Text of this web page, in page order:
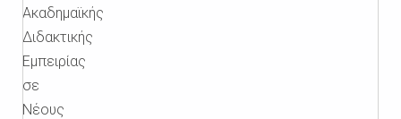
Ακαδημαϊκής
Διδακτικής
Εμπειρίας
σε
Νέους